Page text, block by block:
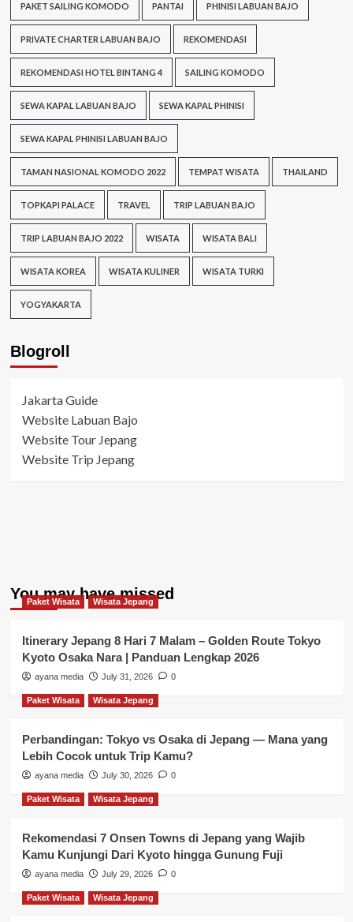
PAKET SAILING KOMODO PANTAI PHINISI LABUAN BAJO
PRIVATE CHARTER LABUAN BAJO REKOMENDASI
REKOMENDASI HOTEL BINTANG 4 SAILING KOMODO
SEWA KAPAL LABUAN BAJO SEWA KAPAL PHINISI
SEWA KAPAL PHINISI LABUAN BAJO
TAMAN NASIONAL KOMODO 2022 TEMPAT WISATA THAILAND
TOPKAPI PALACE TRAVEL TRIP LABUAN BAJO
TRIP LABUAN BAJO 2022 WISATA WISATA BALI
WISATA KOREA WISATA KULINER WISATA TURKI
YOGYAKARTA
Blogroll
Jakarta Guide
Website Labuan Bajo
Website Tour Jepang
Website Trip Jepang
You may have missed
Paket Wisata Wisata Jepang
Itinerary Jepang 8 Hari 7 Malam – Golden Route Tokyo
Kyoto Osaka Nara | Panduan Lengkap 2026
ayana media July 31, 2026 0
Paket Wisata Wisata Jepang
Perbandingan: Tokyo vs Osaka di Jepang — Mana yang
Lebih Cocok untuk Trip Kamu?
ayana media July 30, 2026 0
Paket Wisata Wisata Jepang
Rekomendasi 7 Onsen Towns di Jepang yang Wajib
Kamu Kunjungi Dari Kyoto hingga Gunung Fuji
ayana media July 29, 2026 0
Paket Wisata Wisata Jepang